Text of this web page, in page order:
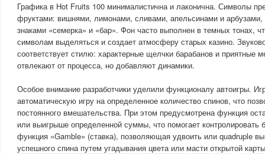
Графика в Hot Fruits 100 минималистична и лаконична. Символы
фруктами: вишнями, лимонами, сливами, апельсинами и арбузами,
знаками «семерка» и «бар». Фон часто выполнен в темных тонах,
символам выделяться и создает атмосферу старых казино.
соответствует стилю: характерные щелчки барабанов и приятные
отвлекают от процесса, но добавляют динамики.
Особое внимание разработчики уделили функционалу автоигры.
автоматическую игру на определенное количество спинов, что
постоянного вмешательства. При этом предусмотрена функция
или выигрыше определенной суммы, что помогает контролировать
функция «Gamble» (ставка), позволяющая удвоить или quadruple
успешного спина путем угадывания цвета или масти открытой